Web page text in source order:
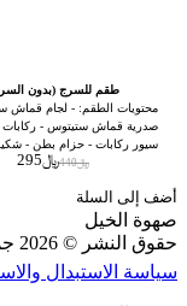
طقم للسرج (بدون
محتويات الطقم: - لجام
صدرية قماش ستيتوس - ركابات
سميكه مبطنه بالفرو
﷼440﷼295
أضف إلى السلة
صهوة الخيل
حقوق النشر © 2026 جميع الحقوق محفوظة
سياسة الاستبدال